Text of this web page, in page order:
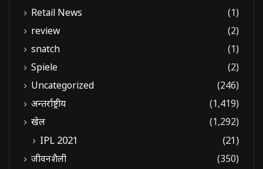
Retail News
(1)
review
(2)
snatch
(1)
Spiele
(2)
Uncategorized
(246)
अन्तर्राष्ट्रीय
(1,419)
खेल
(1,292)
IPL 2021 (21)
जीवनशैली
(350)